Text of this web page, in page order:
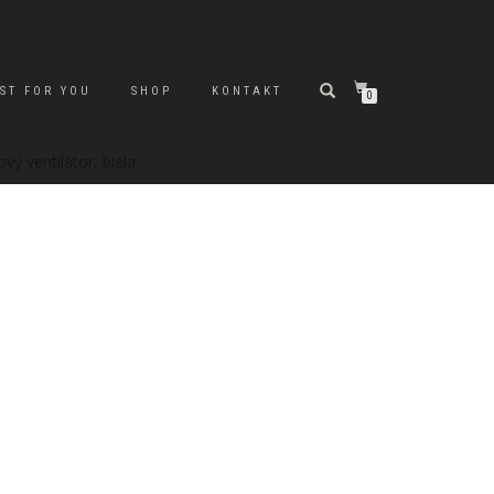
FOR YOU SHOP KONTAKT 0